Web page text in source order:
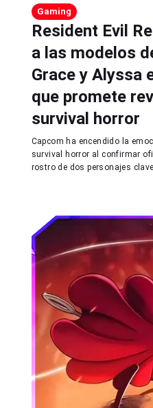
Gaming
Resident Evil
a las modelos
Grace y Alyssa
que promete
survival horror
Capcom ha encendido la
survival horror al confirmar
rostro de dos personajes